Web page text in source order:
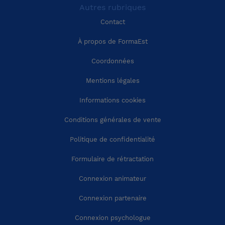
Région Pays-de-la-Loire
Région Occitanie
Région Auvergne-Rhône-Alpes
Région Provence-Alpes-Côte-d'Azur
Calvados (14)
Cantal (15)
Charente-Maritime (17)
Corrèze (19)
Côtes-d'Armor (22)
Autres rubriques
Contact
À propos de FormaEst
Coordonnées
Mentions légales
Informations cookies
Conditions générales de vente
Politique de confidentialité
Formulaire de rétractation
Connexion animateur
Connexion partenaire
Connexion psychologue